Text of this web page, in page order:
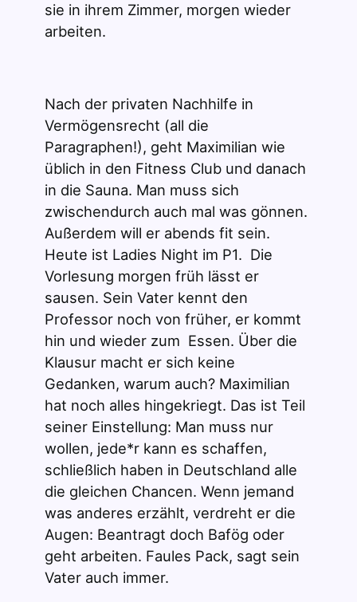
sie in ihrem Zimmer, morgen wieder
arbeiten.
Nach der privaten Nachhilfe in
Vermögensrecht (all die
Paragraphen!), geht Maximilian wie
üblich in den Fitness Club und danach
in die Sauna. Man muss sich
zwischendurch auch mal was gönnen.
Außerdem will er abends fit sein.
Heute ist Ladies Night im P1. Die
Vorlesung morgen früh lässt er
sausen. Sein Vater kennt den
Professor noch von früher, er kommt
hin und wieder zum Essen. Über die
Klausur macht er sich keine
Gedanken, warum auch? Maximilian
hat noch alles hingekriegt. Das ist Teil
seiner Einstellung: Man muss nur
wollen, jede*r kann es schaffen,
schließlich haben in Deutschland alle
die gleichen Chancen. Wenn jemand
was anderes erzählt, verdreht er die
Augen: Beantragt doch Bafög oder
geht arbeiten. Faules Pack, sagt sein
Vater auch immer.